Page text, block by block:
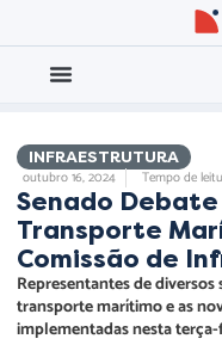
INFRAESTRUTURA
outubro 16, 2024 Tempo de
Senado
Transporte
Comissão de
Representantes de
transporte marítimo e as
implementadas nesta